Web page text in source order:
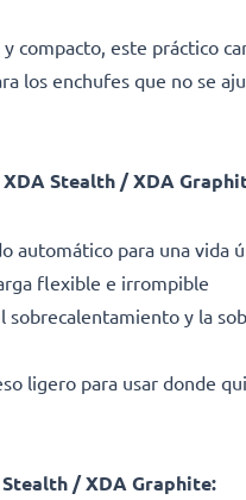
compacto, este práctico
los enchufes que no se
Stealth / XDA
automático para una
flexible e irrompible
y la
ligero para usar donde
/ XDA Graphite: